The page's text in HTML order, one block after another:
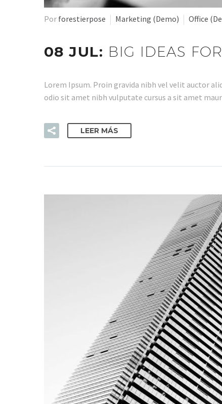
Por forestierpose Marketing (Demo) Office
08 JUL: BIG IDEAS
Lorem Ipsum. Proin gravida nibh vel velit auctor
odio sit amet nibh vulputate cursus a sit amet
LEER MÁS